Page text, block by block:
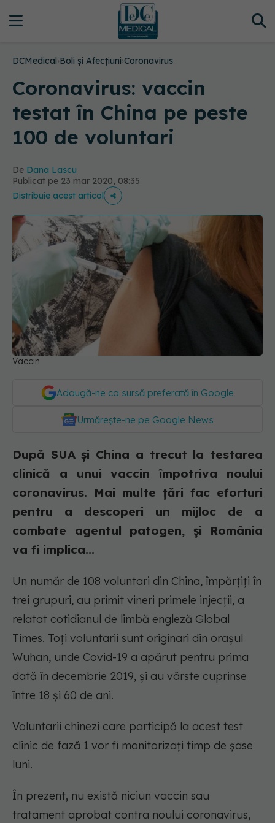
DCMedical›Boli și Afecțiuni›Coronavirus
Coronavirus: vaccin
testat în China pe peste
100 de voluntari
De Dana Lascu
Publicat pe 23 mar 2020, 08:35
Distribuie acest articol
Vaccin
Adaugă-ne ca sursă preferată în Google
Urmărește-ne pe Google News
După SUA și China a trecut la testarea
clinică a unui vaccin împotriva noului
coronavirus. Mai multe țări fac eforturi
pentru a descoperi un mijloc de a
combate agentul patogen, și România
va fi implica...
Un număr de 108 voluntari din China, împărțiți în
trei grupuri, au primit vineri primele injecții, a
relatat cotidianul de limbă engleză Global
Times. Toți voluntarii sunt originari din orașul
Wuhan, unde Covid-19 a apărut pentru prima
dată în decembrie 2019, și au vârste cuprinse
între 18 și 60 de ani.
Voluntarii chinezi care participă la acest test
clinic de fază 1 vor fi monitorizați timp de șase
luni.
În prezent, nu există niciun vaccin sau
tratament aprobat contra noului coronavirus,